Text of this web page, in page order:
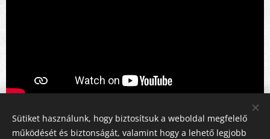
Share
Sütiket használunk, hogy biztosítsuk a weboldal megfelelő
működését és biztonságát, valamint hogy a lehető legjobb